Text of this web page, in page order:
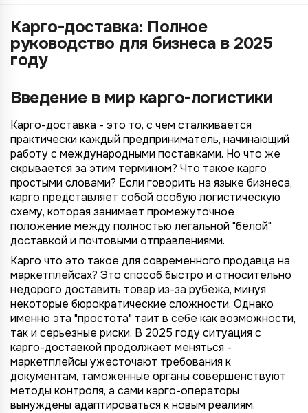
Карго-доставка: Полное
руководство для бизнеса в 2025
году
Введение в мир карго-логистики
Карго-доставка - это то, с чем сталкивается
практически каждый предприниматель, начинающий
работу с международными поставками. Но что же
скрывается за этим термином? Что такое карго
простыми словами? Если говорить на языке бизнеса,
карго представляет собой особую логистическую
схему, которая занимает промежуточное
положение между полностью легальной "белой"
доставкой и почтовыми отправлениями.
Карго что это такое для современного продавца на
маркетплейсах? Это способ быстро и относительно
недорого доставить товар из-за рубежа, минуя
некоторые бюрократические сложности. Однако
именно эта "простота" таит в себе как возможности,
так и серьезные риски. В 2025 году ситуация с
карго-доставкой продолжает меняться -
маркетплейсы ужесточают требования к
документам, таможенные органы совершенствуют
методы контроля, а сами карго-операторы
вынуждены адаптироваться к новым реалиям.